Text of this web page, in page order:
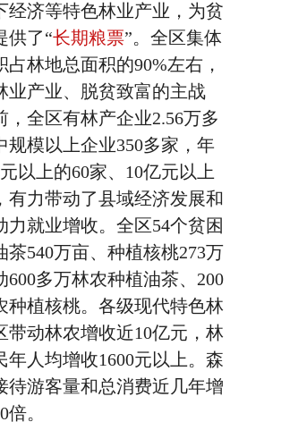
经济等特色林业产业，为贫
供了“长期粮票”。全区集体
占林地总面积的90%左右，
业产业、脱贫致富的主战
，全区有林产企业2.56万多
规模以上企业350多家，年
以上的60家、10亿元以上
有力带动了县域经济发展和
力就业增收。全区54个贫困
茶540万亩、种植核桃273万
600多万林农种植油茶、200
种植核桃。各级现代特色林
带动林农增收近10亿元，林
年人均增收1600元以上。森
待游客量和总消费近几年增
。